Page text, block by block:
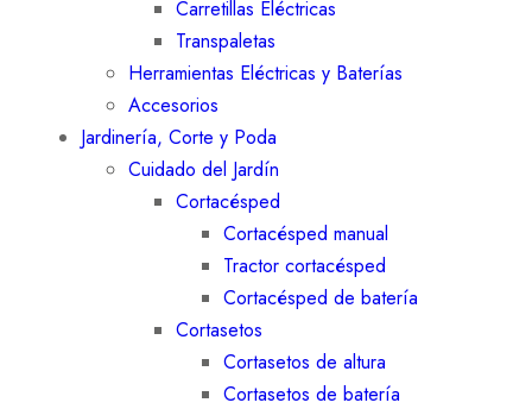
Carretillas Eléctricas
Transpaletas
Herramientas Eléctricas y Baterías
Accesorios
Jardinería, Corte y Poda
Cuidado del Jardín
Cortacésped
Cortacésped manual
Tractor cortacésped
Cortacésped de batería
Cortasetos
Cortasetos de altura
Cortasetos de batería